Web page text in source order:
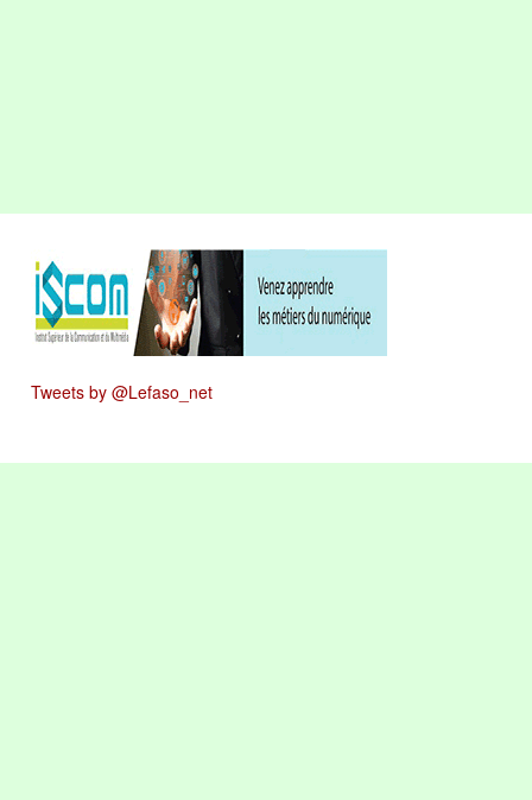
Tweets by @Lefaso_net